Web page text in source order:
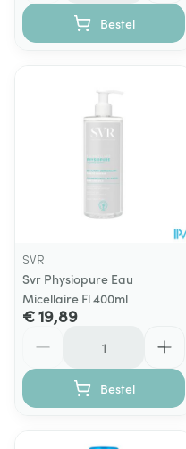
Bestel
SVR
Svr Physiopure Eau
Micellaire Fl 400ml
€ 19,89
Bestel